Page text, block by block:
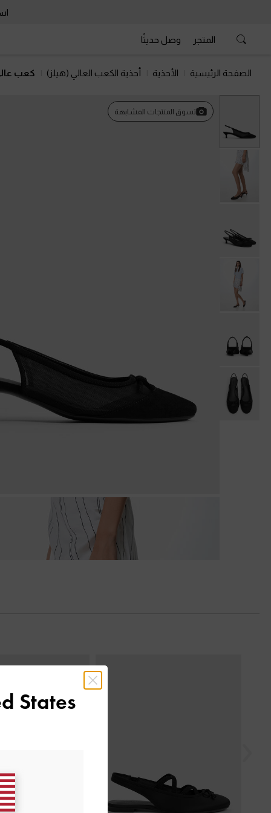
المتجر وصل حديثًا
الصفحة الرئيسية الأحذية أحذية الكعب العالي (هيلز) كعب
تسوق المنتجات المشابهة
States